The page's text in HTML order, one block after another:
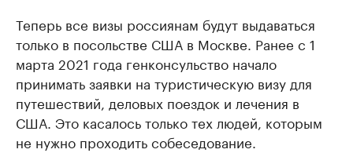
Теперь все визы россиянам будут выдаваться
только в посольстве США в Москве. Ранее с 1
марта 2021 года генконсульство начало
принимать заявки на туристическую визу для
путешествий, деловых поездок и лечения в
США. Это касалось только тех людей, которым
не нужно проходить собеседование.